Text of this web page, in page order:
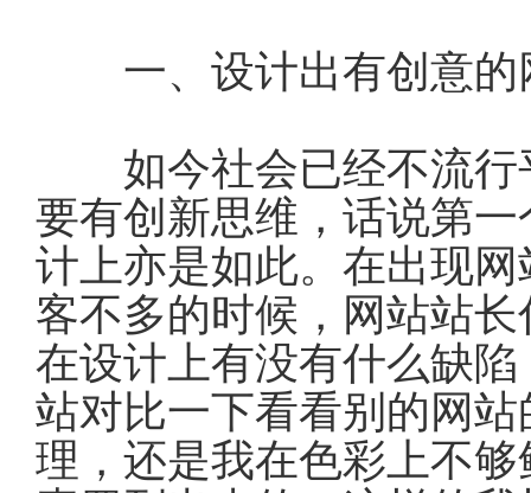
一、设计出有创意的
如今社会已经不流行
要有创新思维，话说第
计上亦是如此。在出现
客不多的时候，网站站
在设计上有没有什么缺
站对比一下看看别的网
理，还是我在色彩上不